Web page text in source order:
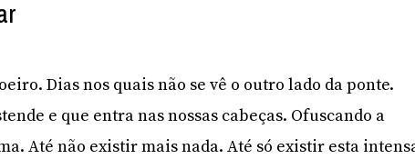
Dias nos quais não se vê o outro lado da ponte.
e que entra nas nossas cabeças. Ofuscando a
Até não existir mais nada. Até só existir esta